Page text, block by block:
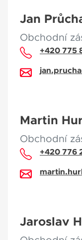
Jan
Obchodní
+420 775
Martin
Obchodní
+420 776
Jaroslav